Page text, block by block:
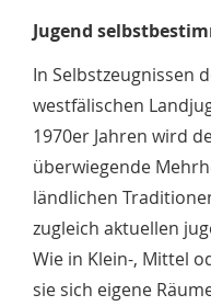
Jugend
In Selbstzeugnissen
westfälischen
1970er Jahren wird
überwiegende
ländlichen
zugleich aktuellen
Wie in Klein-, Mittel
sie sich eigene